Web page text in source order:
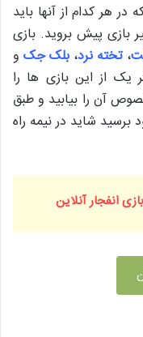
هر کدام از آنها باید
بازی پیش بروید. بازی
، تخته نرد، بلک جک و
یک از این بازی ها را
آن را بیابید و طبق
برسید شاید در نیمه راه
انفجار آنلاین